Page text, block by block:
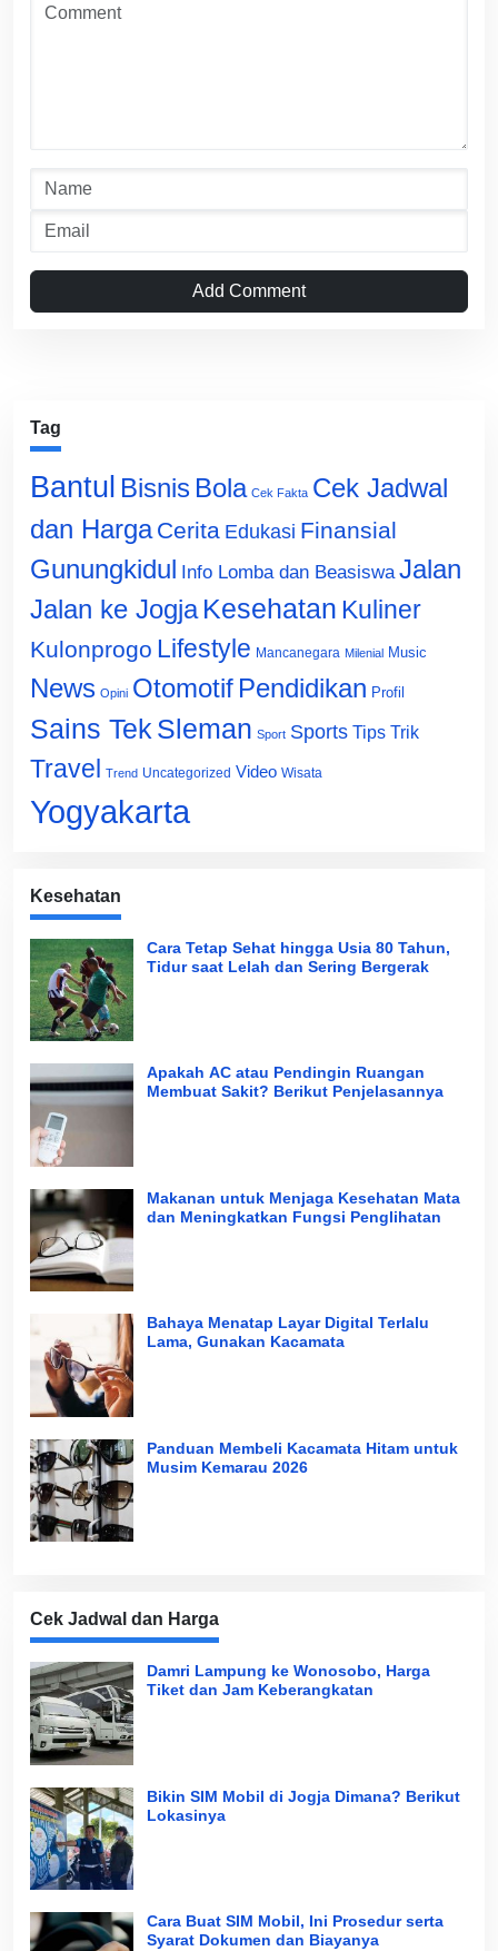
Add Comment
Tag
Bantul Bisnis Bola Cek Fakta Cek Jadwal
dan Harga Cerita Edukasi Finansial
Gunungkidul Info Lomba dan Beasiswa Jalan
Jalan ke Jogja Kesehatan Kuliner
Kulonprogo Lifestyle Mancanegara Milenial Music
News Opini Otomotif Pendidikan Profil
Sains Tek Sleman Sport Sports Tips Trik
Travel Trend Uncategorized Video Wisata
Yogyakarta
Kesehatan
Cara Tetap Sehat hingga Usia 80 Tahun,
Tidur saat Lelah dan Sering Bergerak
Apakah AC atau Pendingin Ruangan
Membuat Sakit? Berikut Penjelasannya
Makanan untuk Menjaga Kesehatan Mata
dan Meningkatkan Fungsi Penglihatan
Bahaya Menatap Layar Digital Terlalu
Lama, Gunakan Kacamata
Panduan Membeli Kacamata Hitam untuk
Musim Kemarau 2026
Cek Jadwal dan Harga
Damri Lampung ke Wonosobo, Harga
Tiket dan Jam Keberangkatan
Bikin SIM Mobil di Jogja Dimana? Berikut
Lokasinya
Cara Buat SIM Mobil, Ini Prosedur serta
Syarat Dokumen dan Biayanya